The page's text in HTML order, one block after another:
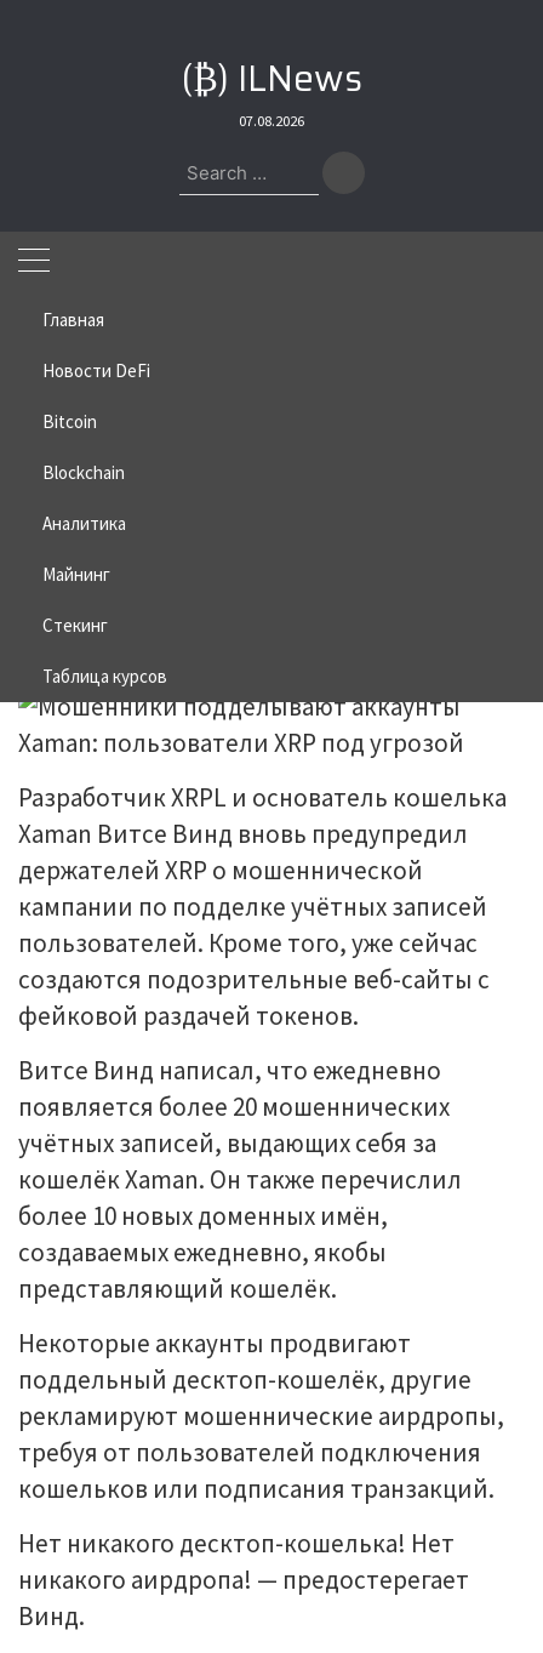
(₿) ILNews
07.08.2026
Search
for:
Главная
Новости DeFi
Bitcoin
Blockchain
Аналитика
Майнинг
Стекинг
Таблица курсов
Home»Bitcoin
аккаунты Xaman: пользователи
XRP под угрозой
03.06.2026
Разработчик XRPL и основатель кошелька
Xaman Витсе Винд вновь предупредил
держателей XRP о мошеннической
кампании по подделке учётных записей
пользователей. Кроме того, уже сейчас
создаются подозрительные веб-сайты с
фейковой раздачей токенов.
Витсе Винд написал, что ежедневно
появляется более 20 мошеннических
учётных записей, выдающих себя за
кошелёк Xaman. Он также перечислил
более 10 новых доменных имён,
создаваемых ежедневно, якобы
представляющий кошелёк.
Некоторые аккаунты продвигают
поддельный десктоп-кошелёк, другие
рекламируют мошеннические аирдропы,
требуя от пользователей подключения
кошельков или подписания транзакций.
Нет никакого десктоп-кошелька! Нет
никакого аирдропа! — предостерегает
Винд.